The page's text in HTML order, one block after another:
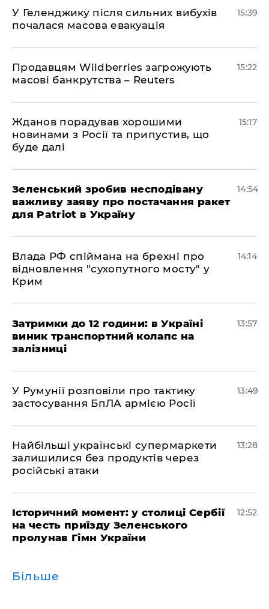
У Геленджику після сильних вибухів
почалася масова евакуація
15:39
Продавцям Wildberries загрожують
масові банкрутства – Reuters
15:22
Жданов порадував хорошими
новинами з Росії та припустив, що
буде далі
15:17
Зеленський зробив несподівану
важливу заяву про постачання ракет
для Patriot в Україну
14:54
Влада РФ спіймана на брехні про
відновлення "сухопутного мосту" у
Крим
14:14
Затримки до 12 години: в Україні
виник транспортний колапс на
залізниці
13:57
У Румунії розповіли про тактику
застосування БпЛА армією Росії
13:49
Найбільші українські супермаркети
залишилися без продуктів через
російські атаки
13:28
Історичний момент: у столиці Сербії
на честь приїзду Зеленського
пролунав Гімн України
12:52
Більше